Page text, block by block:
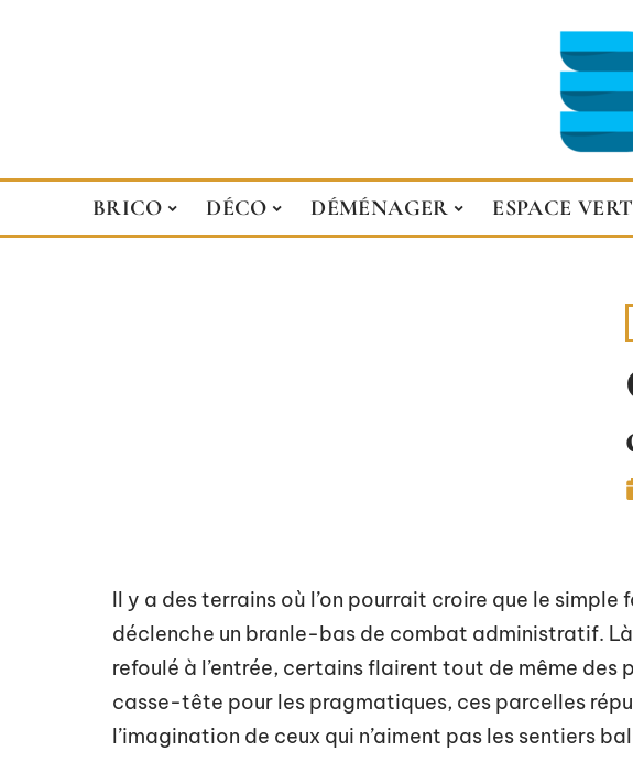
BRICO DÉCO DÉMÉNAGER ESPACE VERT
Il y a des terrains où l’on pourrait croire que le simple
déclenche un branle-bas de combat administratif.
refoulé à l’entrée, certains flairent tout de même des
casse-tête pour les pragmatiques, ces parcelles
l’imagination de ceux qui n’aiment pas les sentiers